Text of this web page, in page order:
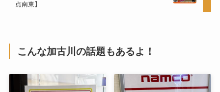
点南東】
こんな加古川の話題もあるよ！